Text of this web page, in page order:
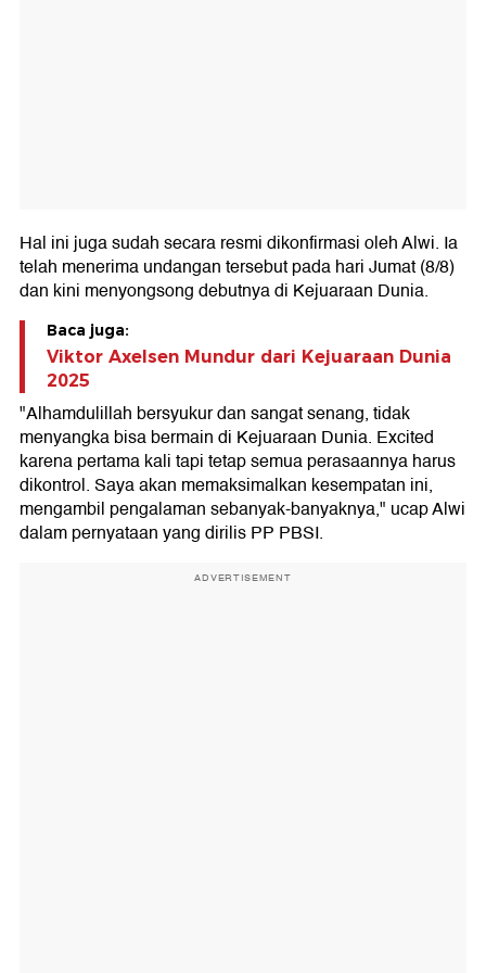
Hal ini juga sudah secara resmi dikonfirmasi oleh Alwi. Ia
telah menerima undangan tersebut pada hari Jumat (8/8)
dan kini menyongsong debutnya di Kejuaraan Dunia.
Baca juga:
Viktor Axelsen Mundur dari Kejuaraan Dunia
2025
"Alhamdulillah bersyukur dan sangat senang, tidak
menyangka bisa bermain di Kejuaraan Dunia. Excited
karena pertama kali tapi tetap semua perasaannya harus
dikontrol. Saya akan memaksimalkan kesempatan ini,
mengambil pengalaman sebanyak-banyaknya," ucap Alwi
dalam pernyataan yang dirilis PP PBSI.
ADVERTISEMENT